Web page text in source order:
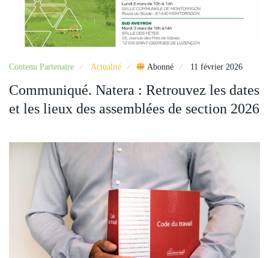
Contenu Partenaire Actualité Abonné 11 février 2026
Communiqué. Natera : Retrouvez les dates
et les lieux des assemblées de section 2026